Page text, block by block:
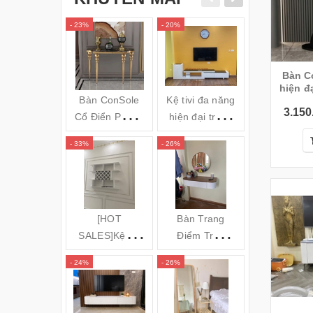
Bàn
hiện đại
- 23%
Bàn ConSole
Cổ Điển Phong
cách Châu Âu -
Cs24
(120x35x80cm)
- 33%
[HOT
SALES]Kệ để
rượu 3 tầng
(140x100x20c
m) KR20
- 24%
- 20%
Kệ tivi đa năng
hiện đại trắng
đen TVL05
- 26%
Bàn Trang
Điểm Treo
Tường Bo Góc
Cong
- 26%
hồng
JAPAN)
GƯƠNG
TOÀN
ĐỨNG
NHÔM
CONG
- 16%